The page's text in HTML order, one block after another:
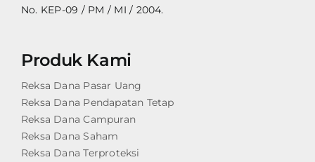
No. KEP-09 / PM / MI / 2004.
Produk Kami
Reksa Dana Pasar Uang
Reksa Dana Pendapatan Tetap
Reksa Dana Campuran
Reksa Dana Saham
Reksa Dana Terproteksi